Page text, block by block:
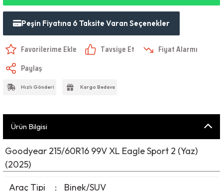
Peşin Fiyatına 6 Taksite Varan Seçenekler
Tavsiye Et
Fiyat Alarmı
Paylaş
Hızlı Gönderi Kargo Bedava
Ürün Bilgisi
Goodyear 215/60R16 99V XL Eagle Sport 2 (Yaz)
(2025)
Araç Tipi
:
Binek/SUV